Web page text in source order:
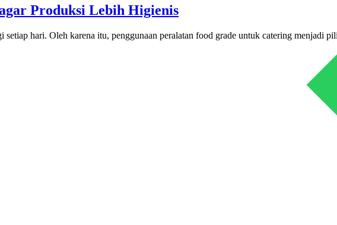
Produksi Lebih Higienis
hari. Oleh karena itu, penggunaan peralatan food grade untuk catering menjadi